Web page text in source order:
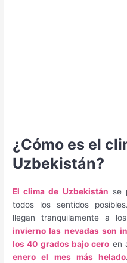
¿Cómo es el
Uzbekistán?
El clima de Uzbekistán se
todos los sentidos
llegan tranquilamente a los
invierno las nevadas son
los 40 grados bajo cero en
enero el mes más helado